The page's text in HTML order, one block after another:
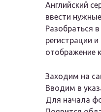
Английский
ввести
Разобраться
регистрации
отображение
Заходим на
Вводим в
Для начала